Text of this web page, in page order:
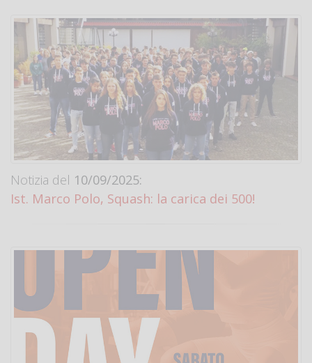
Notizia del 10/09/2025:
Ist. Marco Polo, Squash: la carica dei 500!